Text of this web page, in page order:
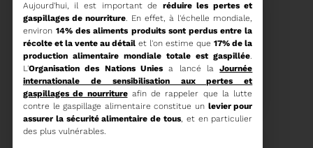
15/06/2026
COMITÉ SYNDICAL DU
SYDETOM66
Aujourd'hui, il est important de réduire les pertes et
gaspillages de nourriture. En effet, à l'échelle mondiale,
environ14% des aliments produits sont perdus entre la
récolte et la vente au détail et l'on estime que17% de la
production alimentaire mondiale totale est gaspillée.
L'Organisation des Nations Uniesa lancé laJournée
internationale de sensibilisation aux pertes et
gaspillages de nourritureafin de rappeler que la lutte
contre le gaspillage alimentaire constitue un levier pour
assurer la sécurité alimentaire de tous, et en particulier
des plus vulnérables.